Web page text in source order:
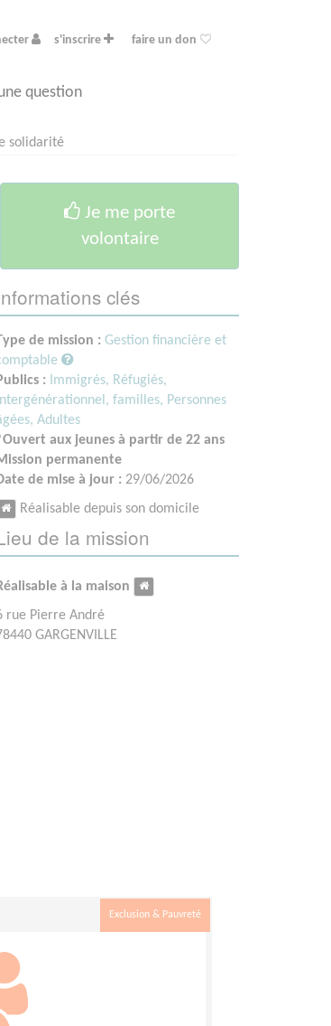
s'inscrire faire un don
question
solidarité
Je me porte
volontaire
clés
de mission : Gestion financière et
: Immigrés, Réfugiés,
Intergénérationnel, familles, Personnes
Adultes
aux jeunes à partir de 22 ans
permanente
de mise à jour : 29/06/2026
Réalisable depuis son domicile
de la mission
à la maison
rue Pierre André
GARGENVILLE
Exclusion & Pauvreté